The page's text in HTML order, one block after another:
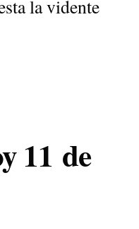
la vidente
11 de